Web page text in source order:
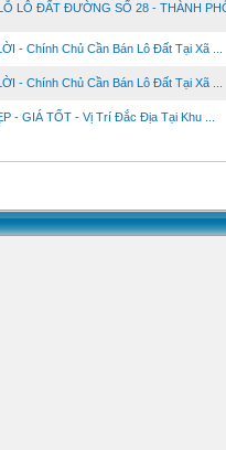
LÔ ĐẤT ĐƯỜNG SỐ 28 - THÀNH
- Chính Chủ Cần Bán Lô Đất Tại Xã ...
- Chính Chủ Cần Bán Lô Đất Tại Xã ...
- GIÁ TỐT - Vị Trí Đắc Địa Tại Khu ...